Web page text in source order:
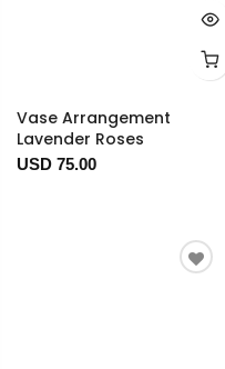
Vase Arrangement
Lavender Roses
USD 75.00